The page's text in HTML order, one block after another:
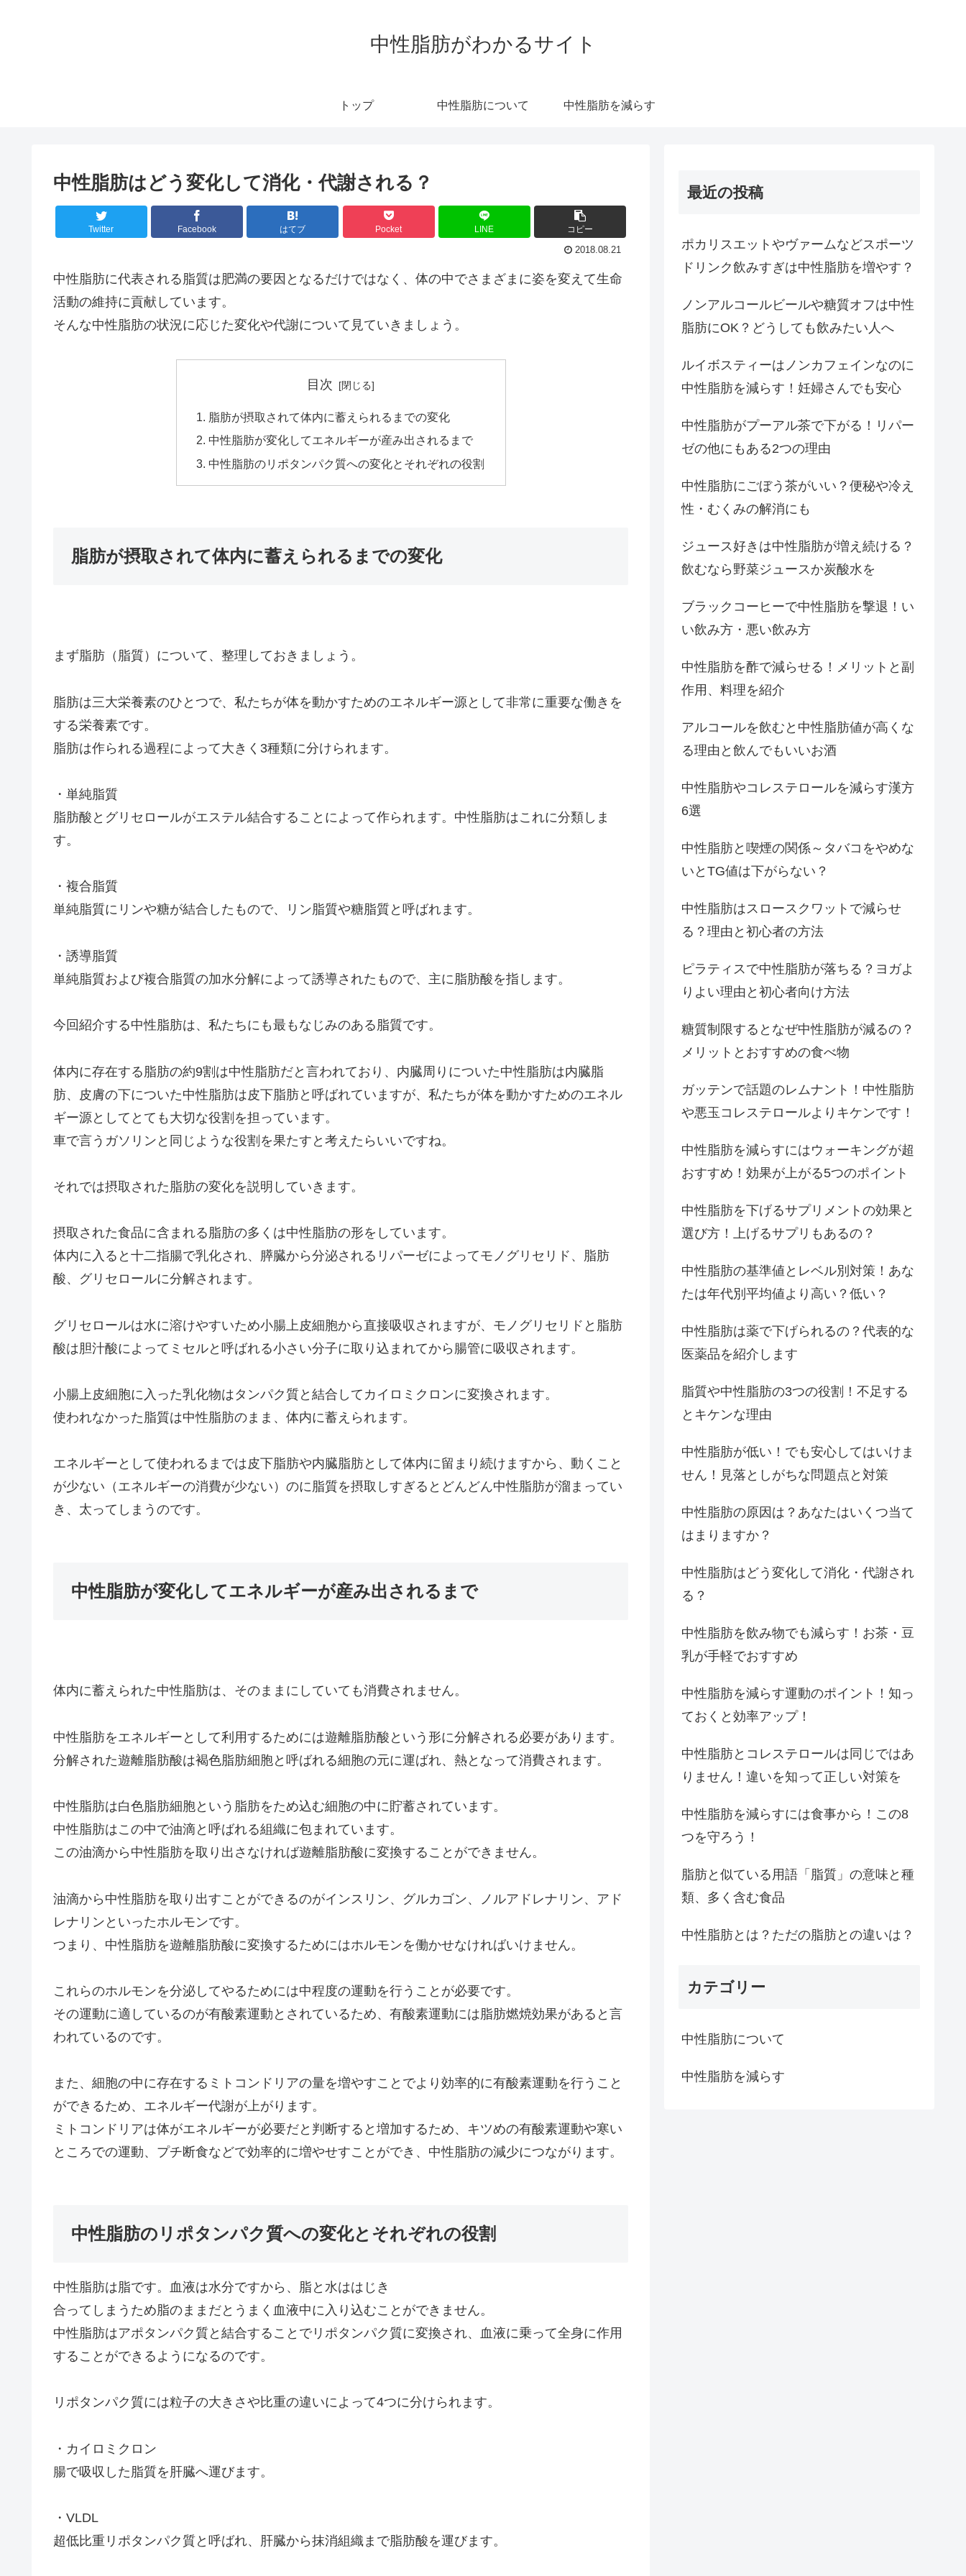
中性脂肪がわかるサイト
トップ 中性脂肪について 中性脂肪を減らす
中性脂肪はどう変化して消化・代謝される？
Twitter Facebook はてブ Pocket LINE コピー
2018.08.21
中性脂肪に代表される脂質は肥満の要因となるだけではなく、体の中でさまざまに姿を変えて生命
活動の維持に貢献しています。
そんな中性脂肪の状況に応じた変化や代謝について見ていきましょう。
目次
脂肪が摂取されて体内に蓄えられるまでの変化
中性脂肪が変化してエネルギーが産み出されるまで
中性脂肪のリポタンパク質への変化とそれぞれの役割
脂肪が摂取されて体内に蓄えられるまでの変化
まず脂肪（脂質）について、整理しておきましょう。
脂肪は三大栄養素のひとつで、私たちが体を動かすためのエネルギー源として非常に重要な働きを
する栄養素です。
脂肪は作られる過程によって大きく3種類に分けられます。
・単純脂質
脂肪酸とグリセロールがエステル結合することによって作られます。中性脂肪はこれに分類しま
す。
・複合脂質
単純脂質にリンや糖が結合したもので、リン脂質や糖脂質と呼ばれます。
・誘導脂質
単純脂質および複合脂質の加水分解によって誘導されたもので、主に脂肪酸を指します。
今回紹介する中性脂肪は、私たちにも最もなじみのある脂質です。
体内に存在する脂肪の約9割は中性脂肪だと言われており、内臓周りについた中性脂肪は内臓脂
肪、皮膚の下についた中性脂肪は皮下脂肪と呼ばれていますが、私たちが体を動かすためのエネル
ギー源としてとても大切な役割を担っています。
車で言うガソリンと同じような役割を果たすと考えたらいいですね。
それでは摂取された脂肪の変化を説明していきます。
摂取された食品に含まれる脂肪の多くは中性脂肪の形をしています。
体内に入ると十二指腸で乳化され、膵臓から分泌されるリパーゼによってモノグリセリド、脂肪
酸、グリセロールに分解されます。
グリセロールは水に溶けやすいため小腸上皮細胞から直接吸収されますが、モノグリセリドと脂肪
酸は胆汁酸によってミセルと呼ばれる小さい分子に取り込まれてから腸管に吸収されます。
小腸上皮細胞に入った乳化物はタンパク質と結合してカイロミクロンに変換されます。
使われなかった脂質は中性脂肪のまま、体内に蓄えられます。
エネルギーとして使われるまでは皮下脂肪や内臓脂肪として体内に留まり続けますから、動くこと
が少ない（エネルギーの消費が少ない）のに脂質を摂取しすぎるとどんどん中性脂肪が溜まってい
き、太ってしまうのです。
中性脂肪が変化してエネルギーが産み出されるまで
体内に蓄えられた中性脂肪は、そのままにしていても消費されません。
中性脂肪をエネルギーとして利用するためには遊離脂肪酸という形に分解される必要があります。
分解された遊離脂肪酸は褐色脂肪細胞と呼ばれる細胞の元に運ばれ、熱となって消費されます。
中性脂肪は白色脂肪細胞という脂肪をため込む細胞の中に貯蓄されています。
中性脂肪はこの中で油滴と呼ばれる組織に包まれています。
この油滴から中性脂肪を取り出さなければ遊離脂肪酸に変換することができません。
油滴から中性脂肪を取り出すことができるのがインスリン、グルカゴン、ノルアドレナリン、アド
レナリンといったホルモンです。
つまり、中性脂肪を遊離脂肪酸に変換するためにはホルモンを働かせなければいけません。
これらのホルモンを分泌してやるためには中程度の運動を行うことが必要です。
その運動に適しているのが有酸素運動とされているため、有酸素運動には脂肪燃焼効果があると言
われているのです。
また、細胞の中に存在するミトコンドリアの量を増やすことでより効率的に有酸素運動を行うこと
ができるため、エネルギー代謝が上がります。
ミトコンドリアは体がエネルギーが必要だと判断すると増加するため、キツめの有酸素運動や寒い
ところでの運動、プチ断食などで効率的に増やせすことができ、中性脂肪の減少につながります。
中性脂肪のリポタンパク質への変化とそれぞれの役割
中性脂肪は脂です。血液は水分ですから、脂と水ははじき
合ってしまうため脂のままだとうまく血液中に入り込むことができません。
中性脂肪はアポタンパク質と結合することでリポタンパク質に変換され、血液に乗って全身に作用
することができるようになるのです。
リポタンパク質には粒子の大きさや比重の違いによって4つに分けられます。
・カイロミクロン
腸で吸収した脂質を肝臓へ運びます。
・VLDL
超低比重リポタンパク質と呼ばれ、肝臓から抹消組織まで脂肪酸を運びます。
最近の投稿
ポカリスエットやヴァームなどスポーツ
ドリンク飲みすぎは中性脂肪を増やす？
ノンアルコールビールや糖質オフは中性
脂肪にOK？どうしても飲みたい人へ
ルイボスティーはノンカフェインなのに
中性脂肪を減らす！妊婦さんでも安心
中性脂肪がプーアル茶で下がる！リパー
ゼの他にもある2つの理由
中性脂肪にごぼう茶がいい？便秘や冷え
性・むくみの解消にも
ジュース好きは中性脂肪が増え続ける？
飲むなら野菜ジュースか炭酸水を
ブラックコーヒーで中性脂肪を撃退！い
い飲み方・悪い飲み方
中性脂肪を酢で減らせる！メリットと副
作用、料理を紹介
アルコールを飲むと中性脂肪値が高くな
る理由と飲んでもいいお酒
中性脂肪やコレステロールを減らす漢方
6選
中性脂肪と喫煙の関係～タバコをやめな
いとTG値は下がらない？
中性脂肪はスロースクワットで減らせ
る？理由と初心者の方法
ピラティスで中性脂肪が落ちる？ヨガよ
りよい理由と初心者向け方法
糖質制限するとなぜ中性脂肪が減るの？
メリットとおすすめの食べ物
ガッテンで話題のレムナント！中性脂肪
や悪玉コレステロールよりキケンです！
中性脂肪を減らすにはウォーキングが超
おすすめ！効果が上がる5つのポイント
中性脂肪を下げるサプリメントの効果と
選び方！上げるサプリもあるの？
中性脂肪の基準値とレベル別対策！あな
たは年代別平均値より高い？低い？
中性脂肪は薬で下げられるの？代表的な
医薬品を紹介します
脂質や中性脂肪の3つの役割！不足する
とキケンな理由
中性脂肪が低い！でも安心してはいけま
せん！見落としがちな問題点と対策
中性脂肪の原因は？あなたはいくつ当て
はまりますか？
中性脂肪はどう変化して消化・代謝され
る？
中性脂肪を飲み物でも減らす！お茶・豆
乳が手軽でおすすめ
中性脂肪を減らす運動のポイント！知っ
ておくと効率アップ！
中性脂肪とコレステロールは同じではあ
りません！違いを知って正しい対策を
中性脂肪を減らすには食事から！この8
つを守ろう！
脂肪と似ている用語「脂質」の意味と種
類、多く含む食品
中性脂肪とは？ただの脂肪との違いは？
カテゴリー
中性脂肪について
中性脂肪を減らす